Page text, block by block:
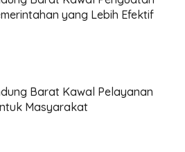
yang Lebih Efektif
Barat Kawal Pelayanan
Masyarakat